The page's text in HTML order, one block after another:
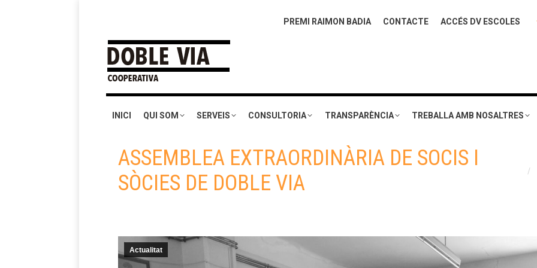
PREMI RAIMON BADIA CONTACTE ACCÉS DV ESCOLES
INICI QUI SOM SERVEIS CONSULTORIA TRANSPARÈNCIA TREBALLA AMB NOSALTRES
ASSEMBLEA EXTRAORDINÀRIA DE SOCIS I
SÒCIES DE DOBLE VIA
Actualitat